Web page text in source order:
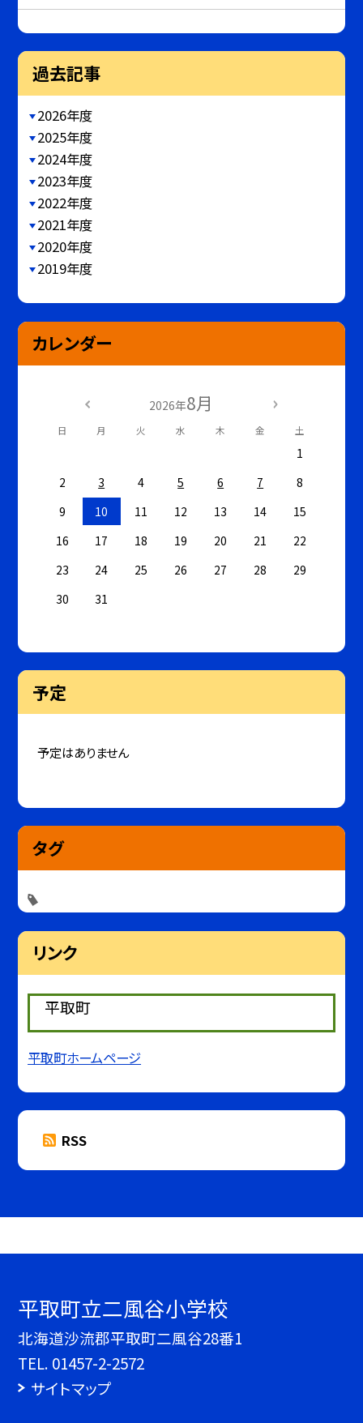
過去記事
2026年度
2025年度
2024年度
2023年度
2022年度
2021年度
2020年度
2019年度
カレンダー
2026年8月
日 月 火 水 木 金 土
1
2
3 4 5 6 7
8
9
10 11 12 13 14
15
16
17 18 19 20 21
22
23
24 25 26 27 28
29
30
31
予定
予定はありません
タグ
リンク
平取町
平取町ホームページ
RSS
平取町立二風谷小学校
北海道沙流郡平取町二風谷28番1
TEL. 01457-2-2572
サイトマップ